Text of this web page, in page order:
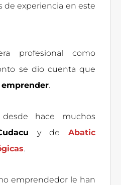
de experiencia en este
profesional como
se dio cuenta que
emprender.
hace muchos
y deAbatic
.
emprendedor le han